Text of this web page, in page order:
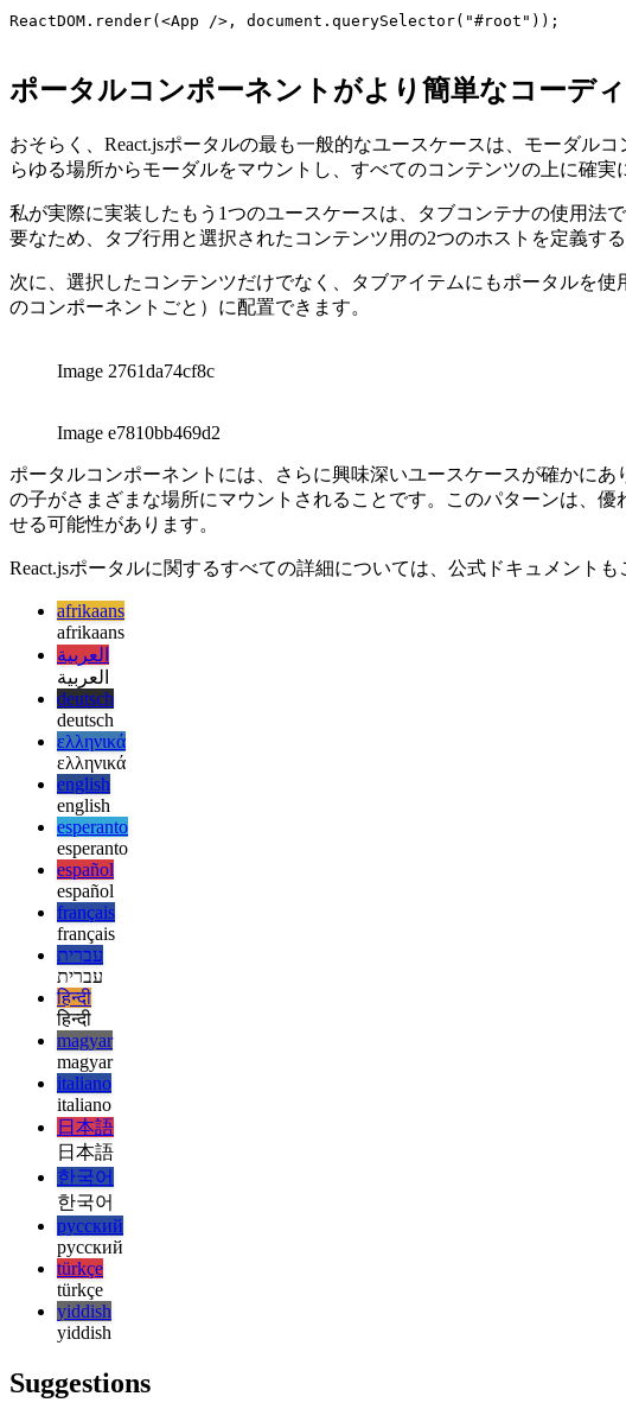
  );
ReactDOM.render(<App />, document.querySelector("#root"));
ポータルコンポーネントがより簡単なコーデ
おそらく、React.jsポータルの最も一般的なユースケースは、モーダル
らゆる場所からモーダルをマウントし、すべてのコンテンツの上に確実
私が実際に実装したもう1つのユースケースは、タブコンテナの使用
要なため、タブ行用と選択されたコンテンツ用の2つのホストを定義す
のコンポーネントごと）に配置できます。
Image 2761da74cf8c
Image e7810bb469d2
ポータルコンポーネントには、さらに興味深いユースケースが確かに
の子がさまざまな場所にマウントされることです。このパターンは、
せる可能性があります。
React.jsポータルに関するすべての詳細については、公式ドキュメントも
afrikaans
afrikaans
العربية
العربية
deutsch
deutsch
ελληνικά
ελληνικά
english
english
esperanto
esperanto
español
español
français
français
עברית
עברית
हिन्दी
हिन्दी
magyar
magyar
italiano
italiano
日本語
日本語
한국어
한국어
русский
русский
türkçe
türkçe
yiddish
yiddish